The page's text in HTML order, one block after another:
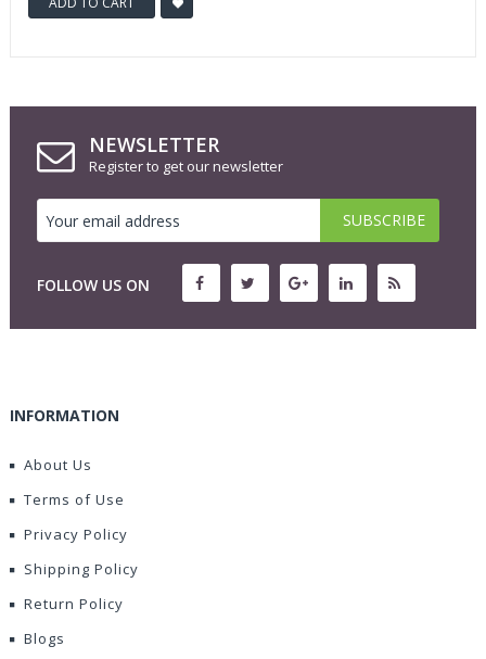
NEWSLETTER
Register to get our newsletter
FOLLOW US ON
INFORMATION
About Us
Terms of Use
Privacy Policy
Shipping Policy
Return Policy
Blogs